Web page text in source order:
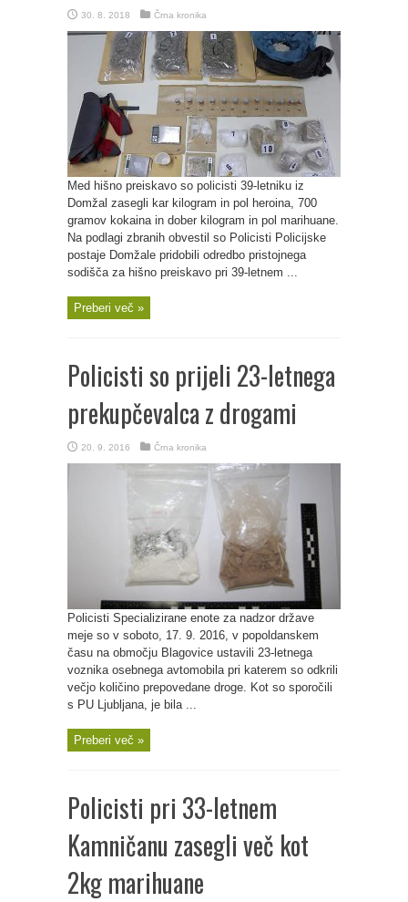
30. 8. 2018 Črna kronika
Med hišno preiskavo so policisti 39-letniku iz
Domžal zasegli kar kilogram in pol heroina, 700
gramov kokaina in dober kilogram in pol marihuane.
Na podlagi zbranih obvestil so Policisti Policijske
postaje Domžale pridobili odredbo pristojnega
sodišča za hišno preiskavo pri 39-letnem ...
Preberi več »
Policisti so prijeli 23-letnega
prekupčevalca z drogami
20. 9. 2016 Črna kronika
Policisti Specializirane enote za nadzor države
meje so v soboto, 17. 9. 2016, v popoldanskem
času na območju Blagovice ustavili 23-letnega
voznika osebnega avtomobila pri katerem so odkrili
večjo količino prepovedane droge. Kot so sporočili
s PU Ljubljana, je bila ...
Preberi več »
Policisti pri 33-letnem
Kamničanu zasegli več kot
2kg marihuane